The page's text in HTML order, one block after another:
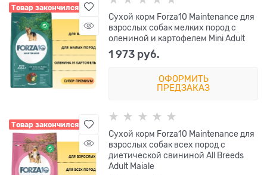
Товар закончился
Сухой корм Forza10 Maintenance для
взрослых собак мелких пород с
олениной и картофелем Mini Adult
1 973 руб.
ОФОРМИТЬ
ПРЕДЗАКАЗ
Товар закончился
Сухой корм Forza10 Maintenance для
взрослых собак всех пород с
диетической свининой All Breeds
Adult Maiale